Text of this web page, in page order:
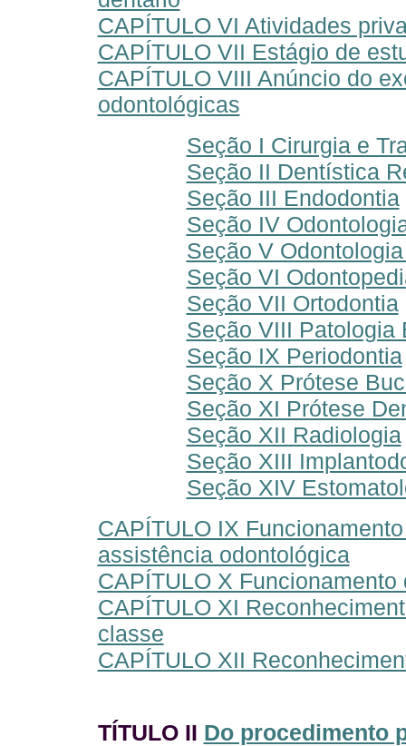
CAPÍTULO VI Atividades
CAPÍTULO VII Estágio de
CAPÍTULO VIII Anúncio do
odontológicas
Seção I Cirurgia e
Seção II Dentística
Seção III Endodontia
Seção IV
Seção V
Seção VI
Seção VII Ortodontia
Seção VIII Patologia
Seção IX Periodontia
Seção X Prótese
Seção XI Prótese
Seção XII Radiologia
Seção XIII
Seção XIV
CAPÍTULO IX
assistência odontológica
CAPÍTULO X
CAPÍTULO XI
classe
CAPÍTULO XII
TÍTULO II Do procedimento